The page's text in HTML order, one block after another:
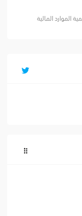
الموارد المالية